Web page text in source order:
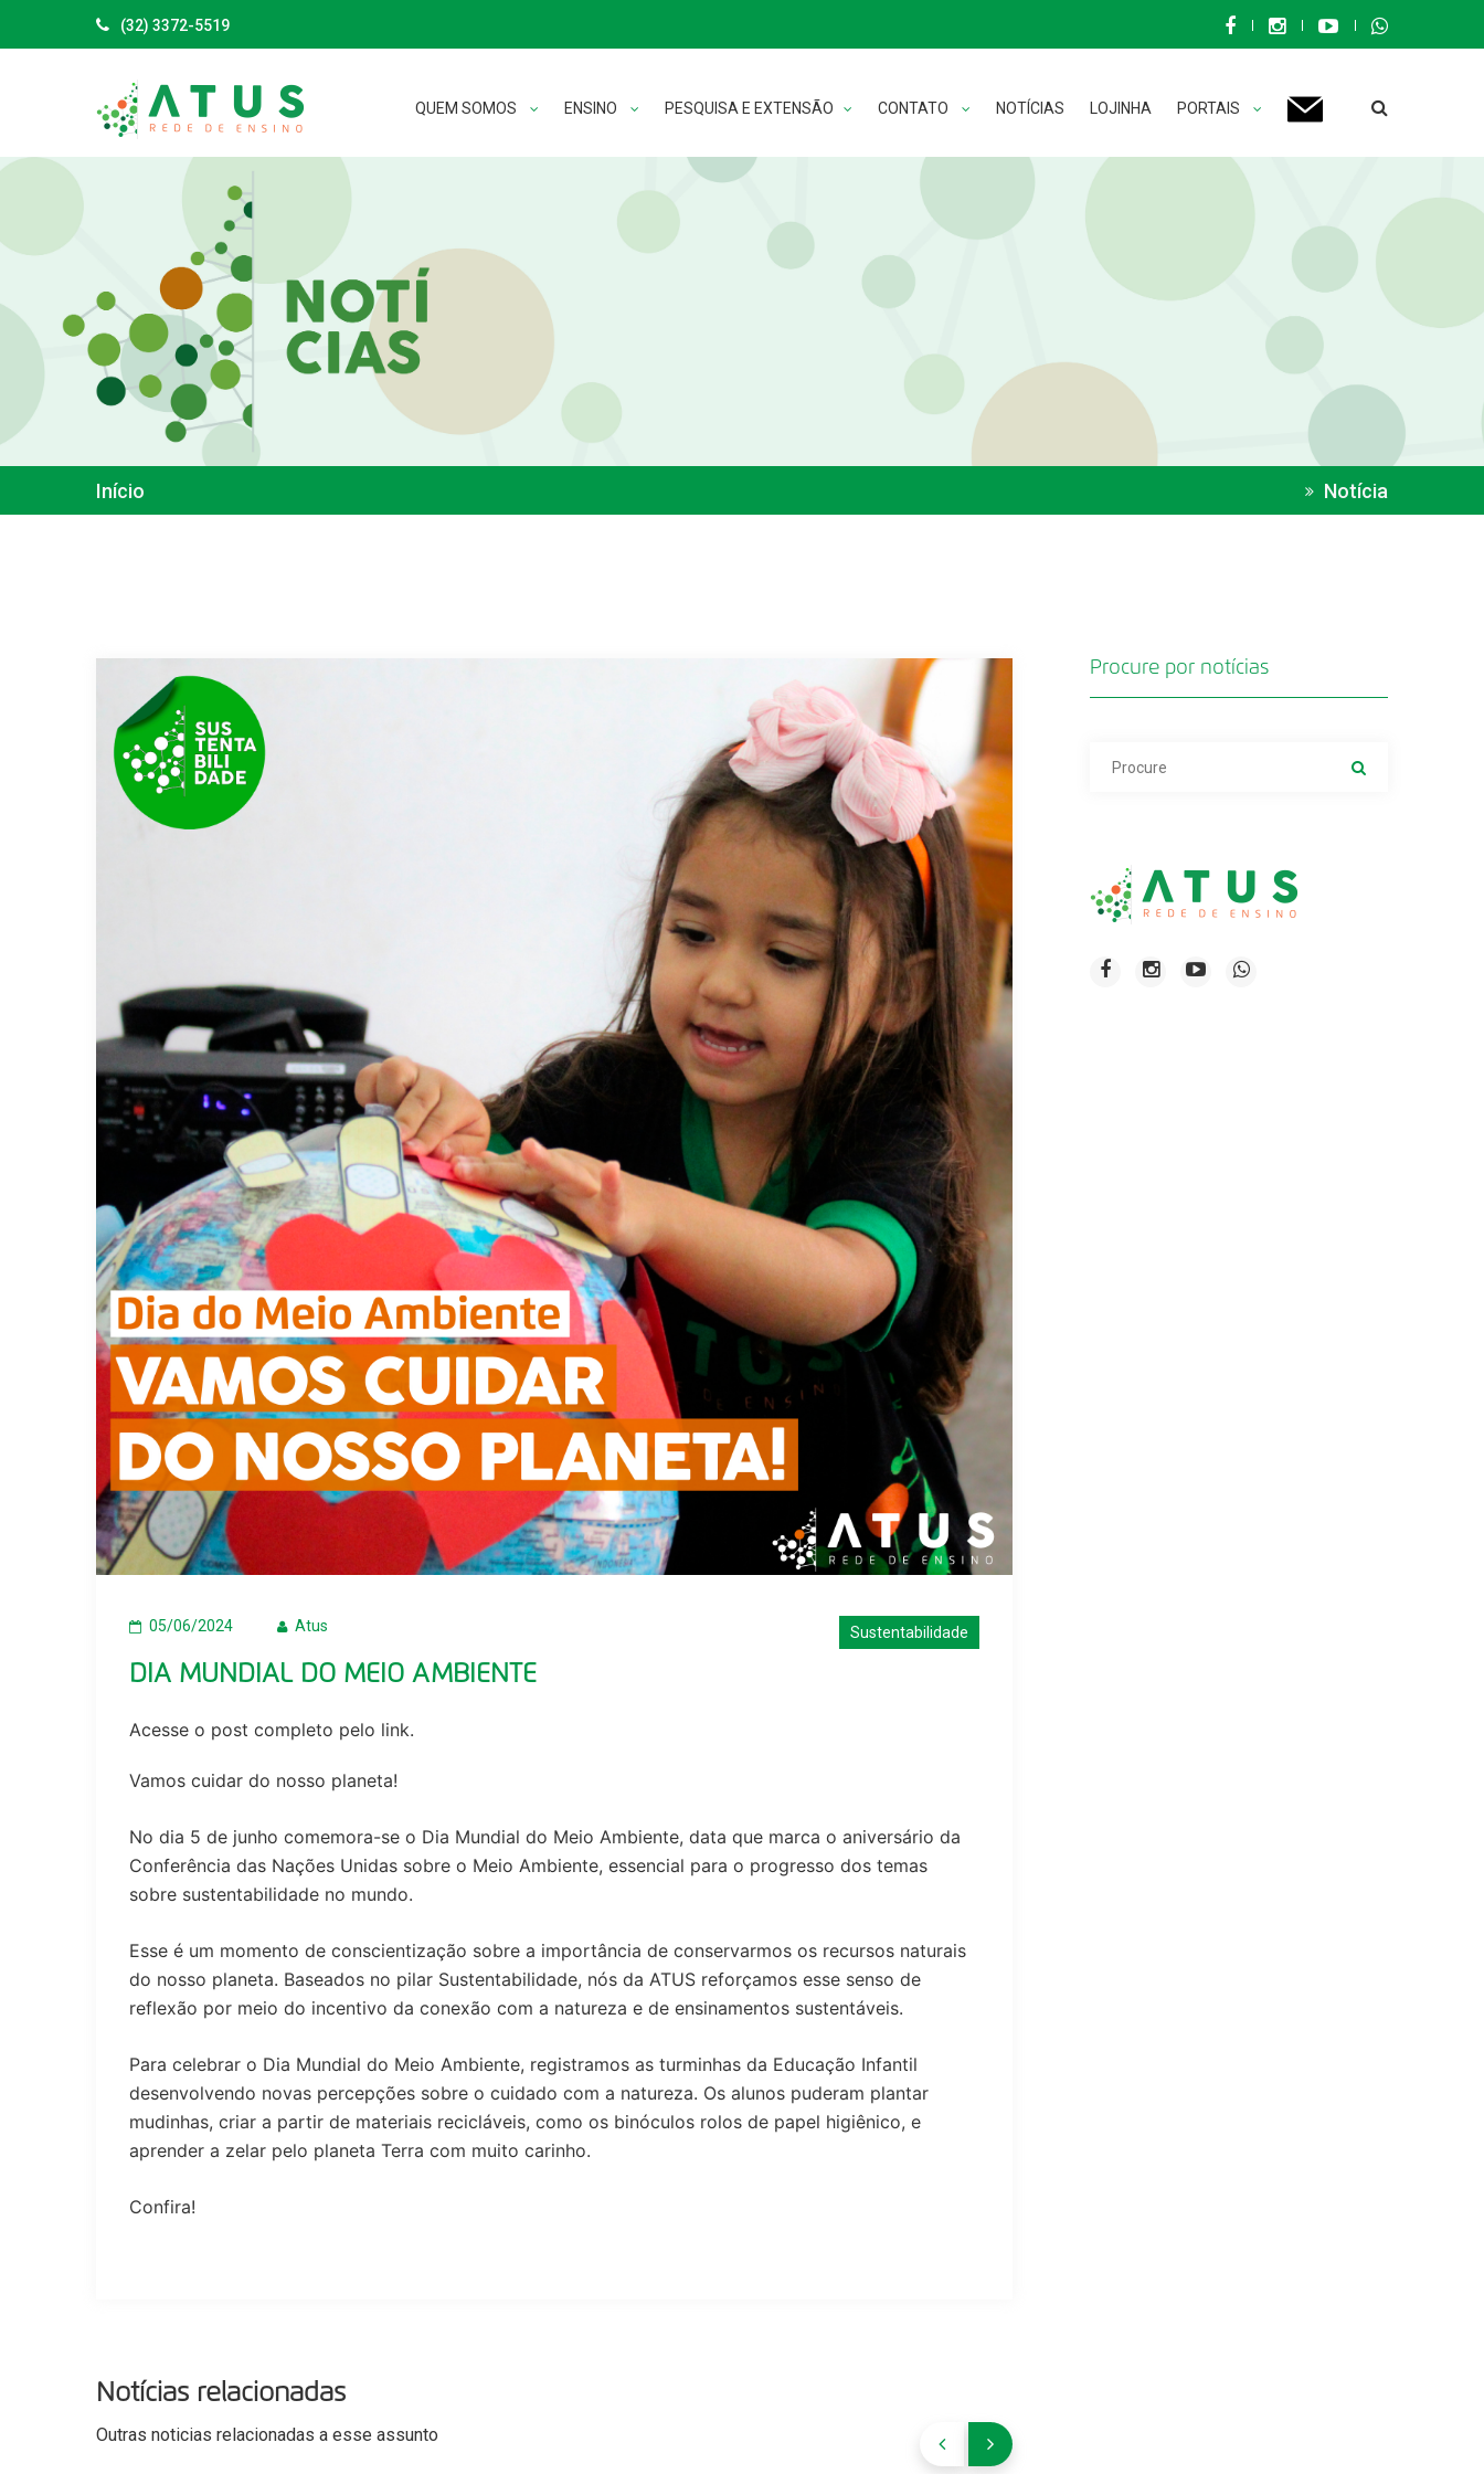
(32) 3372-5519
QUEM SOMOS ENSINO PESQUISA E EXTENSÃO CONTATO NOTÍCIAS LOJINHA PORTAIS
Início Notícia
05/06/2024 Atus Sustentabilidade
DIA MUNDIAL DO MEIO AMBIENTE
Acesse o post completo pelo link.
Vamos cuidar do nosso planeta!
No dia 5 de junho comemora-se o Dia Mundial do Meio Ambiente, data que marca o aniversário da
Conferência das Nações Unidas sobre o Meio Ambiente, essencial para o progresso dos temas
sobre sustentabilidade no mundo.
Esse é um momento de conscientização sobre a importância de conservarmos os recursos naturais
do nosso planeta. Baseados no pilar Sustentabilidade, nós da ATUS reforçamos esse senso de
reflexão por meio do incentivo da conexão com a natureza e de ensinamentos sustentáveis.
Para celebrar o Dia Mundial do Meio Ambiente, registramos as turminhas da Educação Infantil
desenvolvendo novas percepções sobre o cuidado com a natureza. Os alunos puderam plantar
mudinhas, criar a partir de materiais recicláveis, como os binóculos rolos de papel higiênico, e
aprender a zelar pelo planeta Terra com muito carinho.
Confira!
Notícias relacionadas
Outras noticias relacionadas a esse assunto
Procure por notícias